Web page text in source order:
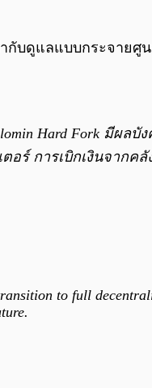
กับดูแลแบบกระจาย
Hard Fork มีผ
อร์ การเบิกเงินจาก
to full